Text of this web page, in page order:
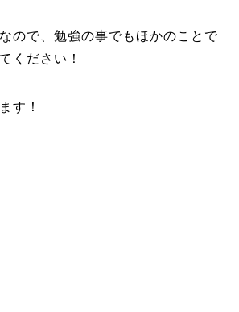
ので、勉強の事でもほかのことで
ください！
す！